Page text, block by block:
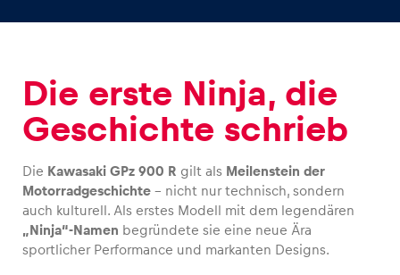
Seiten
Alle anzeigen
Die erste Ninja, die
Geschichte schrieb
Die Kawasaki GPz 900 R gilt als Meilenstein der
Motorradgeschichte – nicht nur technisch, sondern
auch kulturell. Als erstes Modell mit dem legendären
„Ninja“-Namen begründete sie eine neue Ära
sportlicher Performance und markanten Designs.